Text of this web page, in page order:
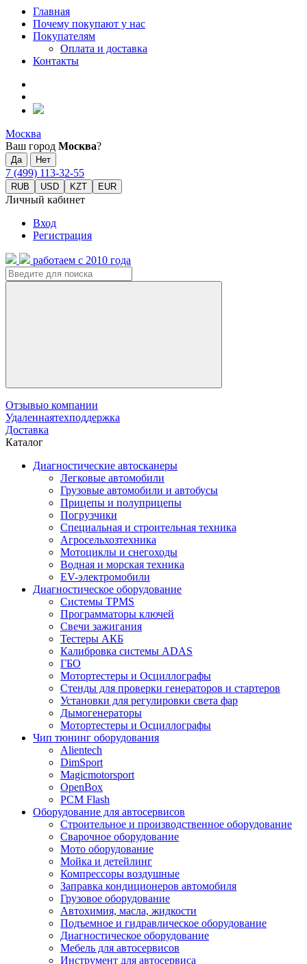
Главная
Почему покупают у нас
Покупателям
Оплата и доставка
Контакты
Москва
Ваш город Москва?
7 (499) 113-32-55
RUB USD KZT EUR
Личный кабинет
Вход
Регистрация
работаем с 2010 года
Отзывыо компании
Удаленнаятехподдержка
Доставка
Каталог
Диагностические автосканеры
Легковые автомобили
Грузовые автомобили и автобусы
Прицепы и полуприцепы
Погрузчики
Специальная и строительная техника
Агросельхозтехника
Мотоциклы и снегоходы
Водная и морская техника
EV-электромобили
Диагностическое оборудование
Системы TPMS
Программаторы ключей
Свечи зажигания
Тестеры АКБ
Калибровка системы ADAS
ГБО
Мотортестеры и Осциллографы
Стенды для проверки генераторов и стартеров
Установки для регулировки света фар
Дымогенераторы
Мотортестеры и Осциллографы
Чип тюнинг оборудования
Alientech
DimSport
Magicmotorsport
OpenBox
PCM Flash
Оборудование для автосервисов
Строительное и производственное оборудование
Сварочное оборудование
Мото оборудование
Мойка и детейлинг
Компрессоры воздушные
Заправка кондиционеров автомобиля
Грузовое оборудование
Автохимия, масла, жидкости
Подъемное и гидравлическое оборудование
Диагностическое оборудование
Мебель для автосервисов
Инструмент для автосервиса